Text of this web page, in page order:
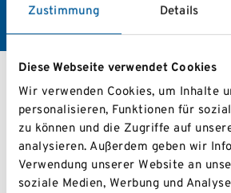
Zustimmung Details
Diese Webseite verwendet Cookies
Wir verwenden Cookies, um Inhalte
personalisieren, Funktionen für
zu können und die Zugriffe auf
analysieren. Außerdem geben wir
Verwendung unserer Website an
soziale Medien, Werbung und
Shortcarving
Christoph
Referent